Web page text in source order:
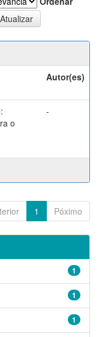
Autor(es)
o
-
1 Póximo
1
1
1